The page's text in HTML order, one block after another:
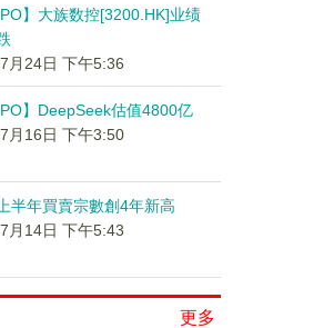
】大族数控[3200.HK]业绩
月24日 下午5:36
】DeepSeek估值4800亿
月16日 下午3:50
半年買賣宗數創4年新高
月14日 下午5:43
更多